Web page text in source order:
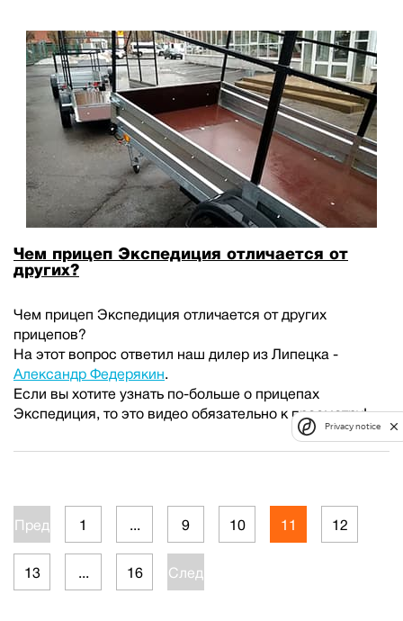
Чем прицеп Экспедиция отличается от
других?
Чем прицеп Экспедиция отличается от других
прицепов?
На этот вопрос ответил наш дилер из Липецка -
Александр Федерякин.
Если вы хотите узнать по-больше о прицепах
Экспедиция, то это видео обязательно к просмотру!
Пред. 1 ... 9 10 11 12
13 ... 16 След.
Privacy notice